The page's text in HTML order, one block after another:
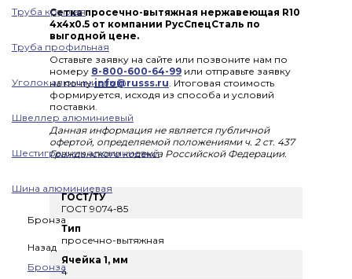
Труба круглая
Труба профильная
Уголок алюминиевый
Швеллер алюминиевый
Шестигранник алюминиевый
Шина алюминиевая
Бронза
Назад
Бронза
Сетка просечно-вытяжная нержавеющая R10
4x4x0.5 от компании РусСпецСталь по
выгодной цене.
Оставьте заявку на сайте или позвоните нам по
номеру 8-800-600-64-99 или отправьте заявку
на почтуinfo@russs.ru. Итоговая стоимость
формируется, исходя из способа и условий
поставки.
Данная информация не является публичной
офертой, определяемой положениями ч. 2 ст. 437
Гражданского кодекса Российской Федерации.
ГОСТ/ТУ
ГОСТ 9074-85
Тип
просечно-вытяжная
Ячейка 1, мм
4